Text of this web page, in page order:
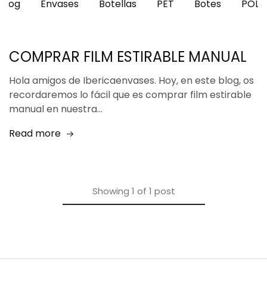
Blog Envases Botellas PET Botes
COMPRAR FILM ESTIRABLE MANUAL
Hola amigos de Ibericaenvases. Hoy, en este blog, os
recordaremos lo fácil que es comprar film estirable
manual en nuestra…
Read more
Showing 1 of 1 post